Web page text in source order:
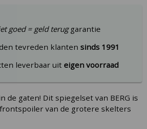
goed = geld teruggarantie
tevreden klantensinds 1991
leverbaar uiteigen voorraad
de gaten! Dit spiegelset van BERG is
van de grotere skelters